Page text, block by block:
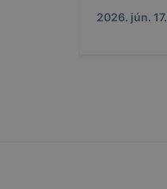
2026. jún. 17.